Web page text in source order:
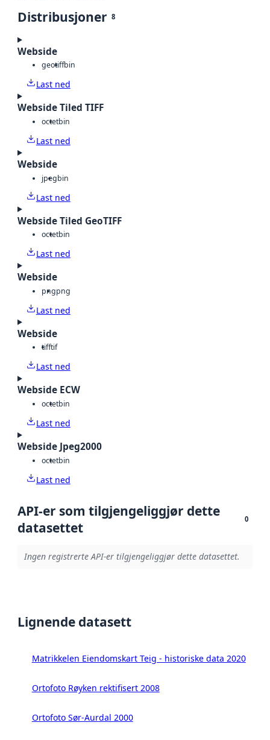
Distribusjoner 8
Webside
geotiffbin
Last ned
Webside Tiled TIFF
octetbin
Last ned
Webside
jpegbin
Last ned
Webside Tiled GeoTIFF
octetbin
Last ned
Webside
pngpng
Last ned
Webside
tifftif
Last ned
Webside ECW
octetbin
Last ned
Webside Jpeg2000
octetbin
Last ned
API-er som tilgjengeliggjør dette
datasettet
0
Ingen registrerte API-er tilgjengeliggjør dette datasettet.
Lignende datasett
Matrikkelen Eiendomskart Teig - historiske data 2020
Ortofoto Røyken rektifisert 2008
Ortofoto Sør-Aurdal 2000